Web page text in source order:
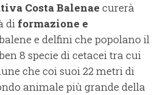
Costa Balenae curerà
di formazione e
e delfini che popolano il
8 specie di cetacei tra cui
che coi suoi 22 metri di
animale più grande della